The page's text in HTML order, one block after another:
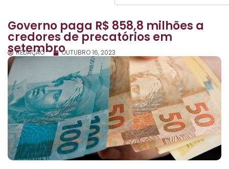
Governo paga R$ 858,8 milhões a
credores de precatórios em
setembro
REDAÇÃO OUTUBRO 16, 2023